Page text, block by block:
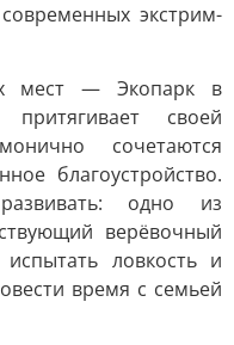
экстрим-
мест — Экопарк в
своей
сочетаются
благоустройство.
одно из
верёвочный
ловкость и
время с семьей